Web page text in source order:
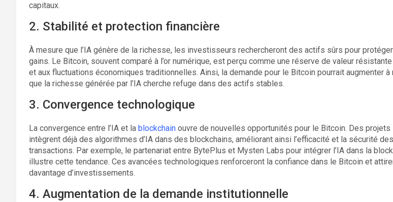
capitaux.
2. Stabilité et protection financière
À mesure que l’IA génère de la richesse, les investisseurs rechercheront des actifs sûrs pour
gains. Le Bitcoin, souvent comparé à l’or numérique, est perçu comme une réserve de valeur résistante
et aux fluctuations économiques traditionnelles. Ainsi, la demande pour le Bitcoin pourrait augmenter à
que la richesse générée par l’IA cherche refuge dans des actifs stables.
3. Convergence technologique
La convergence entre l’IA et la blockchain ouvre de nouvelles opportunités pour le Bitcoin. Des projets
intègrent déjà des algorithmes d’IA dans des blockchains, améliorant ainsi l’efficacité et la sécurité des
transactions. Par exemple, le partenariat entre BytePlus et Mysten Labs pour intégrer l’IA dans la
illustre cette tendance. Ces avancées technologiques renforceront la confiance dans le Bitcoin et
davantage d’investissements.
4. Augmentation de la demande institutionnelle